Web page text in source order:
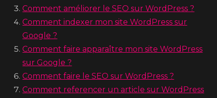
Comment améliorer le SEO sur WordPress ?
Comment indexer mon site WordPress sur
Google ?
Comment faire apparaître mon site WordPress
sur Google ?
Comment faire le SEO sur WordPress ?
Comment referencer un article sur WordPress